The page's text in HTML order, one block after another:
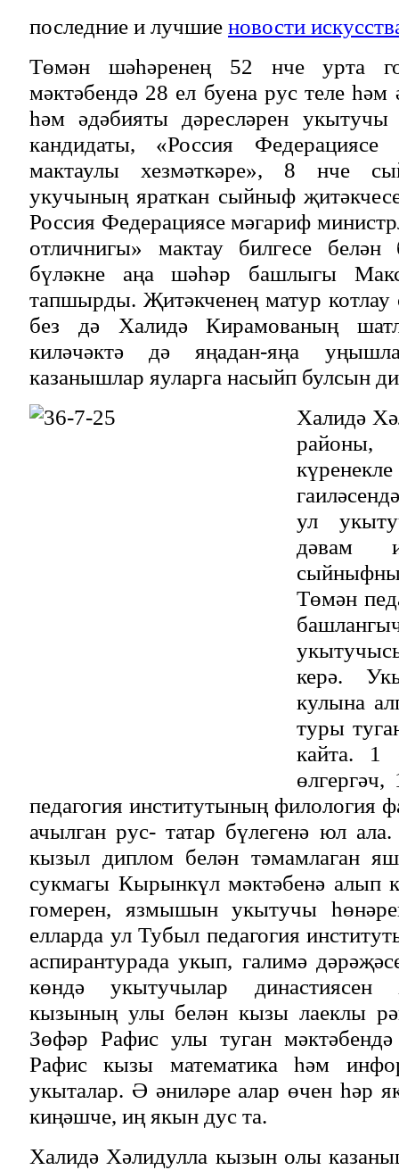
последние и лучшие новости
Төмән шәһәренең 52 нче урта
мәктәбендә 28 ел буена рус теле һәм
һәм әдәбияты дәресләрен укытучы
кандидаты, «Россия Федерациясе
мактаулы хезмәткәре», 8 нче
укучының яраткан сыйныф
Россия Федерациясе мәгариф
отличнигы» мактау билгесе белән
бүләкне аңа шәһәр башлыгы
тапшырды. Җитәкченең матур
без дә Халидә Кирамованың
киләчәктә дә яңадан-яңа
казанышлар яуларга насыйп булсын
Халидә
ул
дәвам
сыйныфны
Төмән
керә.
кулына
туры
кайта. 1
педагогия институтының филология
ачылган рус- татар бүлегенә юл
кызыл диплом белән тәмамлаган
сукмагы Кырынкүл мәктәбенә алып
гомерен, язмышын укытучы
елларда ул Тубыл педагогия
аспирантурада укып, галимә
көндә укытучылар династиясен
кызының улы белән кызы лаеклы
Зөфәр Рафис улы туган
Рафис кызы математика һәм
укыталар. Ә әниләре алар өчен һәр
киңәшче, иң якын дус та.
Халидә Хәлидулла кызын олы